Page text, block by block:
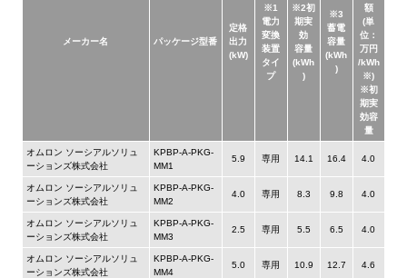
メーカー名 パッケージ型番
定格
出力
(kW)
※1
電力
変換
装置
タイ
プ
※2初
期実
効
容量
(kWh
)
※3
蓄電
容量
(kWh
)
額
(単
位：
万円
/kWh
※)
※初
期実
効容
量
オムロン ソーシアルソリュ
ーションズ株式会社
KPBP-A-PKG-
MM1
5.9 専用 14.1 16.4 4.0
オムロン ソーシアルソリュ
ーションズ株式会社
KPBP-A-PKG-
MM2
4.0 専用 8.3 9.8 4.0
オムロン ソーシアルソリュ
ーションズ株式会社
KPBP-A-PKG-
MM3
2.5 専用 5.5 6.5 4.0
オムロン ソーシアルソリュ
ーションズ株式会社
KPBP-A-PKG-
MM4
5.0 専用 10.9 12.7 4.6